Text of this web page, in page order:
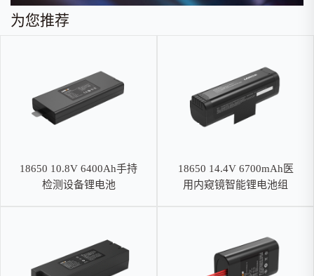
为您推荐
18650 10.8V 6400Ah手持
检测设备锂电池
18650 14.4V 6700mAh医
用内窥镜智能锂电池组